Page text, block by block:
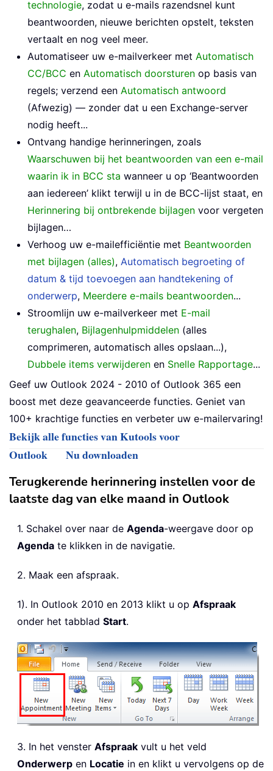
technologie, zodat u e-mails razendsnel kunt
beantwoorden, nieuwe berichten opstelt, teksten
vertaalt en nog veel meer.
Automatiseer uw e-mailverkeer met Automatisch
CC/BCC en Automatisch doorsturen op basis van
regels; verzend een Automatisch antwoord
(Afwezig) — zonder dat u een Exchange-server
nodig heeft...
Ontvang handige herinneringen, zoals
Waarschuwen bij het beantwoorden van een e-mail
waarin ik in BCC sta wanneer u op ‘Beantwoorden
aan iedereen’ klikt terwijl u in de BCC-lijst staat, en
Herinnering bij ontbrekende bijlagen voor vergeten
bijlagen…
Verhoog uw e-mailefficiëntie met Beantwoorden
met bijlagen (alles), Automatisch begroeting of
datum & tijd toevoegen aan handtekening of
onderwerp, Meerdere e-mails beantwoorden...
Stroomlijn uw e-mailverkeer met E-mail
terughalen, Bijlagenhulpmiddelen (alles
comprimeren, automatisch alles opslaan...),
Dubbele items verwijderen en Snelle Rapportage...
Geef uw Outlook 2024 - 2010 of Outlook 365 een
boost met deze geavanceerde functies. Geniet van
100+ krachtige functies en verbeter uw e-mailervaring!
Bekijk alle functies van Kutools voor
Outlook
Nu downloaden
Terugkerende herinnering instellen voor de
laatste dag van elke maand in Outlook
1. Schakel over naar de Agenda-weergave door op
Agenda te klikken in de navigatie.
2. Maak een afspraak.
1). In Outlook 2010 en 2013 klikt u op Afspraak
onder het tabblad Start.
3. In het venster Afspraak vult u het veld
Onderwerp en Locatie in en klikt u vervolgens op de